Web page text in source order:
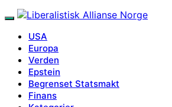
USA
Europa
Verden
Epstein
Begrenset Statsmakt
Finans